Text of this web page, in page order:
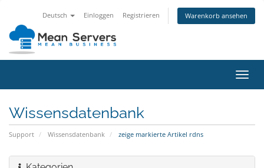
Deutsch Einloggen Registrieren Warenkorb ansehen
ein-/
Wissensdatenbank
Support Wissensdatenbank zeige markierte Artikel rdns